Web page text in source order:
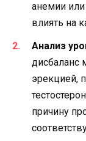
анемии или
влиять на
Анализ
дисбаланс
эрекцией,
причину